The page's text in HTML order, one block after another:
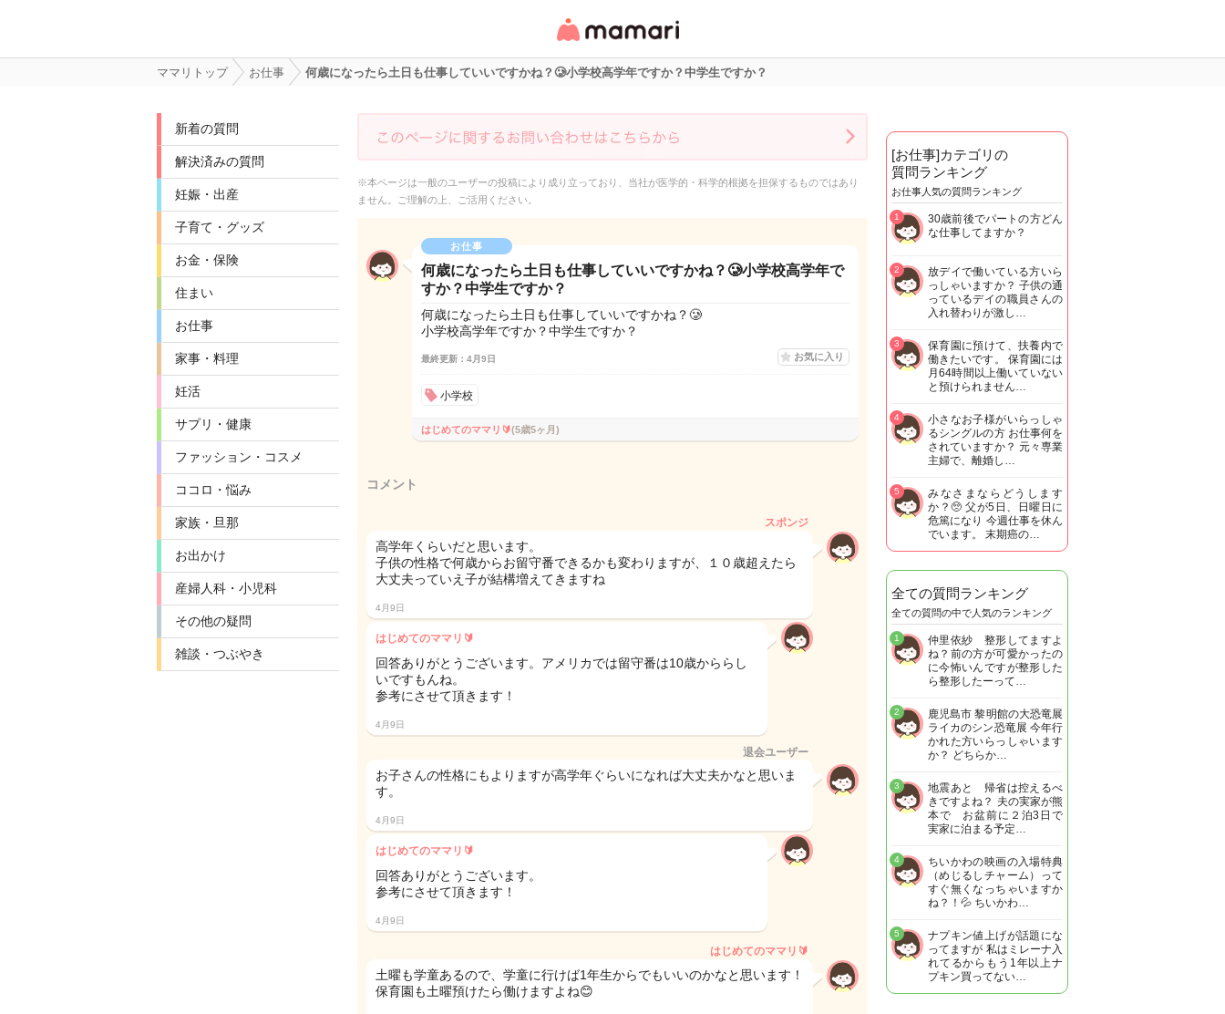
リ・情報サイト
ママリトップ お仕事 何歳になったら土日も仕事していいですかね？🥲小学校高学年ですか？中学生ですか？
新着の質問
解決済みの質問
妊娠・出産
子育て・グッズ
お金・保険
住まい
お仕事
家事・料理
妊活
サプリ・健康
ファッション・コスメ
ココロ・悩み
家族・旦那
お出かけ
産婦人科・小児科
その他の疑問
雑談・つぶやき
※本ページは一般のユーザーの投稿により成り立っており、当社が医学的・科学的根拠を担保するものではあり
ません。ご理解の上、ご活用ください。
お仕事
何歳になったら土日も仕事していいですかね？🥲小学校高学年で
すか？中学生ですか？
何歳になったら土日も仕事していいですかね？🥲
小学校高学年ですか？中学生ですか？
最終更新：4月9日 お気に入り
小学校
はじめてのママリ🔰(5歳5ヶ月)
コメント
スポンジ
高学年くらいだと思います。
子供の性格で何歳からお留守番できるかも変わりますが、１０歳超えたら
大丈夫っていえ子が結構増えてきますね
4月9日
はじめてのママリ🔰
回答ありがとうございます。アメリカでは留守番は10歳かららし
いですもんね。
参考にさせて頂きます！
4月9日
退会ユーザー
お子さんの性格にもよりますが高学年ぐらいになれば大丈夫かなと思いま
す。
4月9日
はじめてのママリ🔰
回答ありがとうございます。
参考にさせて頂きます！
4月9日
はじめてのママリ🔰
土曜も学童あるので、学童に行けば1年生からでもいいのかなと思います！
保育園も土曜預けたら働けますよね😊
[お仕事]カテゴリの
質問ランキング
お仕事人気の質問ランキング
30歳前後でパートの方どん
な仕事してますか？
1
放デイで働いている方いら
っしゃいますか？ 子供の通
っているデイの職員さんの
入れ替わりが激し…
2
保育園に預けて、扶養内で
働きたいです。 保育園には
月64時間以上働いていない
と預けられません…
3
小さなお子様がいらっしゃ
るシングルの方 お仕事何を
されていますか？ 元々専業
主婦で、離婚し…
4
みなさまならどうします
か？🥺 父が5日、日曜日に
危篤になり 今週仕事を休ん
でいます。 末期癌の…
5
全ての質問ランキング
全ての質問の中で人気のランキング
仲里依紗 整形してますよ
ね？前の方が可愛かったの
に今怖いんですが整形した
ら整形したーって…
1
鹿児島市 黎明館の大恐竜展
ライカのシン恐竜展 今年行
かれた方いらっしゃいます
か？ どちらか…
2
地震あと 帰省は控えるべ
きですよね？ 夫の実家が熊
本で お盆前に２泊3日で
実家に泊まる予定…
3
ちいかわの映画の入場特典
（めじるしチャーム）って
すぐ無くなっちゃいますか
ね？！💦 ちいかわ…
4
ナプキン値上げが話題にな
ってますが 私はミレーナ入
れてるからもう1年以上ナ
プキン買ってない…
5